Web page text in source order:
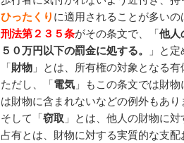
ひったくり に適用されることが多いの
刑法第２３５条がその条文で、「他人
５０万円以下の罰金に処する。
」と定
「財物 」とは、所有権の対象となる有
ただし、「電気 」もこの条文では財
は財物に含まれないなどの例外もあり
そして「窃取 」とは、他人の財物に
占有とは、財物に対する実質的な支